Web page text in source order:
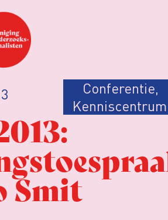
Conferentie,
Kenniscentrum
Smit